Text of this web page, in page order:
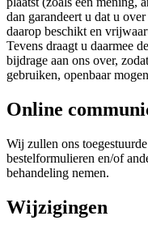
dan garandeert u dat u
daarop beschikt en
Tevens draagt u daarmee
bijdrage aan ons over,
gebruiken, openbaar
Online
Wij zullen ons
bestelformulieren en/of
behandeling nemen.
Wijzigingen